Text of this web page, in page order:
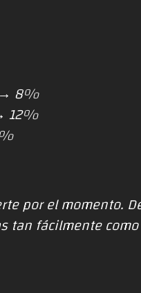
→ 8%
12%
por el momento.
tan fácilmente